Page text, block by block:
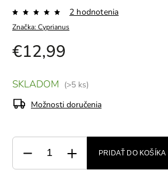
Značka: Cyprianus
2 hodnotenia
€12,99
SKLADOM (>5 ks)
Možnosti doručenia
PRIDAŤ DO KOŠÍKA